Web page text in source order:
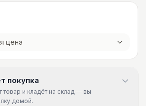
цена
покупка
товар и кладёт на склад — вы
домой.